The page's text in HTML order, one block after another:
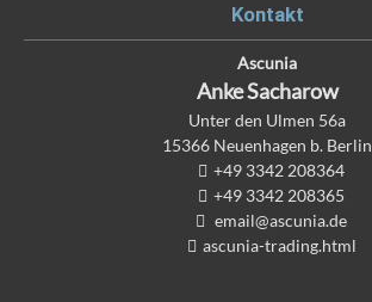
Kontakt
Ascunia
AnkeSacharow
Unter den Ulmen 56a
15366 Neuenhagen b. Berlin
+49 3342 208364
+49 3342 208365
email@ascunia.de
ascunia-trading.html